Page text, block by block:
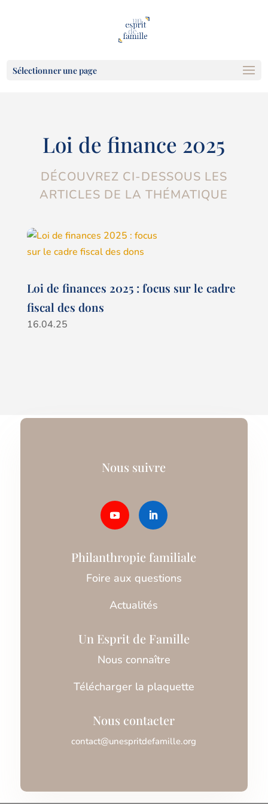
Sélectionner une page
Loi de finance 2025
DÉCOUVREZ CI-DESSOUS LES
ARTICLES DE LA THÉMATIQUE
Loi de finances 2025 : focus sur le cadre
fiscal des dons
16.04.25
Nous suivre
Philanthropie familiale
Foire aux questions
Actualités
Un Esprit de Famille
Nous connaître
Télécharger la plaquette
Nous contacter
contact@unespritdefamille.org